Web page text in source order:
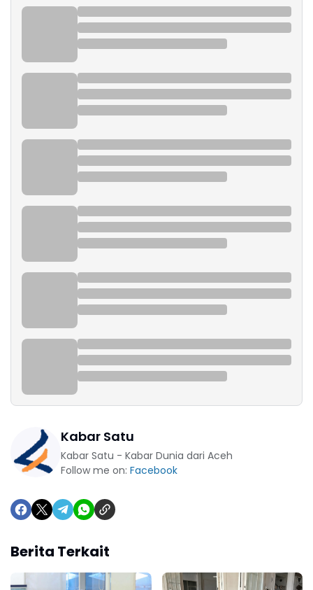
Kabar Satu
Kabar Satu - Kabar Dunia dari Aceh
Follow me on: Facebook
Berita Terkait